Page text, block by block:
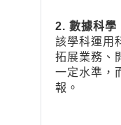
2. 數據科學
該學科運用
拓展業務、
一定水準，
報。